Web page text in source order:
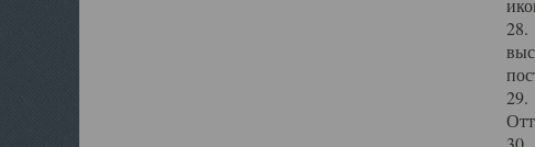
28.
29.